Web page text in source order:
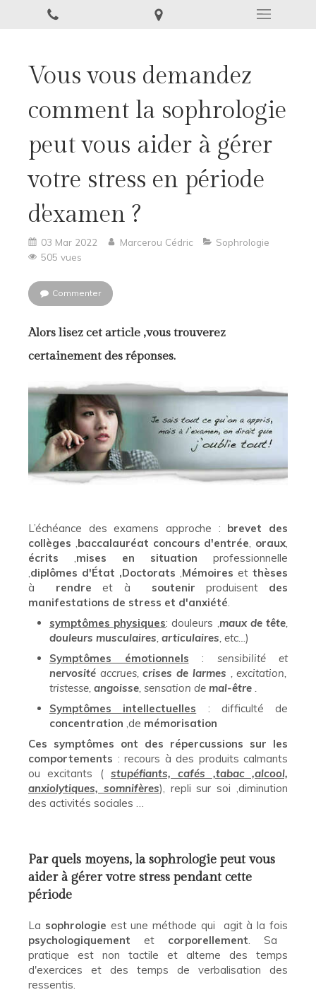
Vous vous demandez
comment la sophrologie
peut vous aider à gérer
votre stress en période
d'examen ?
03 Mar 2022 Marcerou Cédric
Sophrologie
505 vues
Commenter
Alors lisez cet article ,vous trouverez
certainement des réponses.
L’échéance des examens approche : brevet des
collèges baccalauréat concours d'entrée oraux
écrits
mises en situation professionnelle
diplômes d'État ,Doctorats Mémoires et thèses
à rendre et à soutenir produisentdes
manifestations de stress et d'anxiété
symptômes physiques: douleurs , maux de tête
douleurs musculaires articulaires , etc… )
Symptômes émotionnels : sensibilité et
nervosité accrues,crises de larmes , excitation,
tristesse, angoisse , sensation de mal-être
Symptômes intellectuelles : difficulté de
concentration ,de mémorisation
Ces symptômes ont des répercussions sur les
comportements : recours à des produits calmants
ou excitants ( stupéfiants, cafés ,tabac ,alcool,
anxiolytiques, somnifères), repli sur soi ,diminution
des activités sociales …
Par quels moyens, la sophrologie peut vous
aider à gérer votre stress pendant cette
période
La sophrologie est une méthode qui agit à la fois
psychologiquement et corporellement . Sa
pratique est non tactile et alterne des temps
d'exercices et des temps de verbalisation des
ressentis.